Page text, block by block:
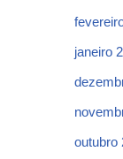
janeiro
outubro